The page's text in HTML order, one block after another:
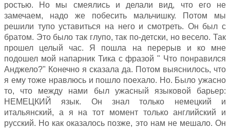
ростью. Но мы смеялись и делали вид, что его не
замечаем, надо же побесить мальчишку. Потом мы
решили тупо уставиться на него и смотреть. Он был с
братом. Это было так глупо, так по-детски, но весело. Так
прошел целый час. Я пошла на перерыв и ко мне
подошел мой напарник Тика с фразой " Что понравился
Анджело?" Конечно я сказала да. Потом выяснилось, что
я ему тоже нравлюсь и пошло поехало. Но. Было ужасно
то, что между нами был ужасный языковой барьер:
НЕМЕЦКИЙ язык. Он знал только немецкий и
итальянский, а я на тот момент только английский и
русский. Но как оказалось позже, это нам не мешало. Он